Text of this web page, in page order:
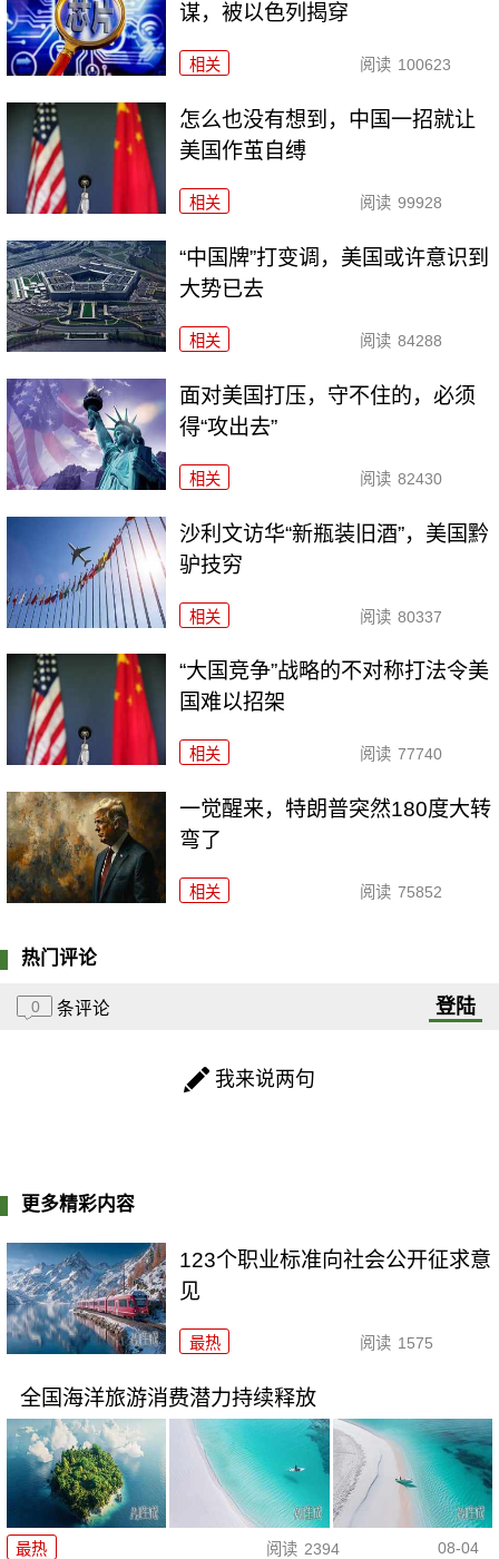
谋，被以色列揭穿
相关 阅读 100623
怎么也没有想到，中国一招就让
美国作茧自缚
相关 阅读 99928
“中国牌”打变调，美国或许意识到
大势已去
相关 阅读 84288
面对美国打压，守不住的，必须
得“攻出去”
相关 阅读 82430
沙利文访华“新瓶装旧酒”，美国黔
驴技穷
相关 阅读 80337
“大国竞争”战略的不对称打法令美
国难以招架
相关 阅读 77740
一觉醒来，特朗普突然180度大转
弯了
相关 阅读 75852
热门评论
0 条评论 登陆
我来说两句
更多精彩内容
123个职业标准向社会公开征求意
见
最热 阅读 1575
全国海洋旅游消费潜力持续释放
最热 阅读 2394 08-04